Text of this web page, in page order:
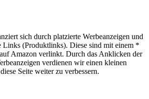
sich durch platzierte Werbeanzeigen und
Links (Produktlinks). Diese sind mit einem *
Amazon verlinkt. Durch das Anklicken der
verdienen wir einen kleinen
Seite weiter zu verbessern.